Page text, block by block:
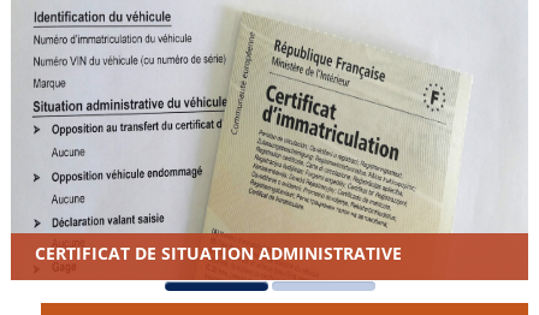
CERTIFICAT DE SITUATION ADMINISTRATIVE